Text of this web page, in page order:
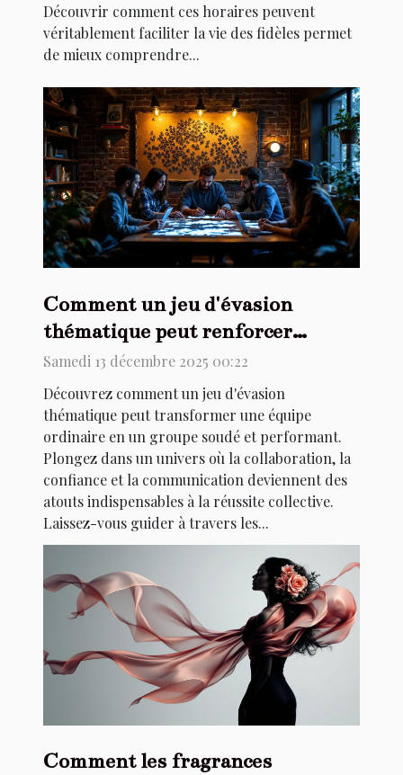
Découvrir comment ces horaires peuvent
véritablement faciliter la vie des fidèles permet
de mieux comprendre...
Comment un jeu d'évasion
thématique peut renforcer
l'esprit d'équipe ?
Samedi 13 décembre 2025 00:22
Découvrez comment un jeu d'évasion
thématique peut transformer une équipe
ordinaire en un groupe soudé et performant.
Plongez dans un univers où la collaboration, la
confiance et la communication deviennent des
atouts indispensables à la réussite collective.
Laissez-vous guider à travers les...
Comment les fragrances